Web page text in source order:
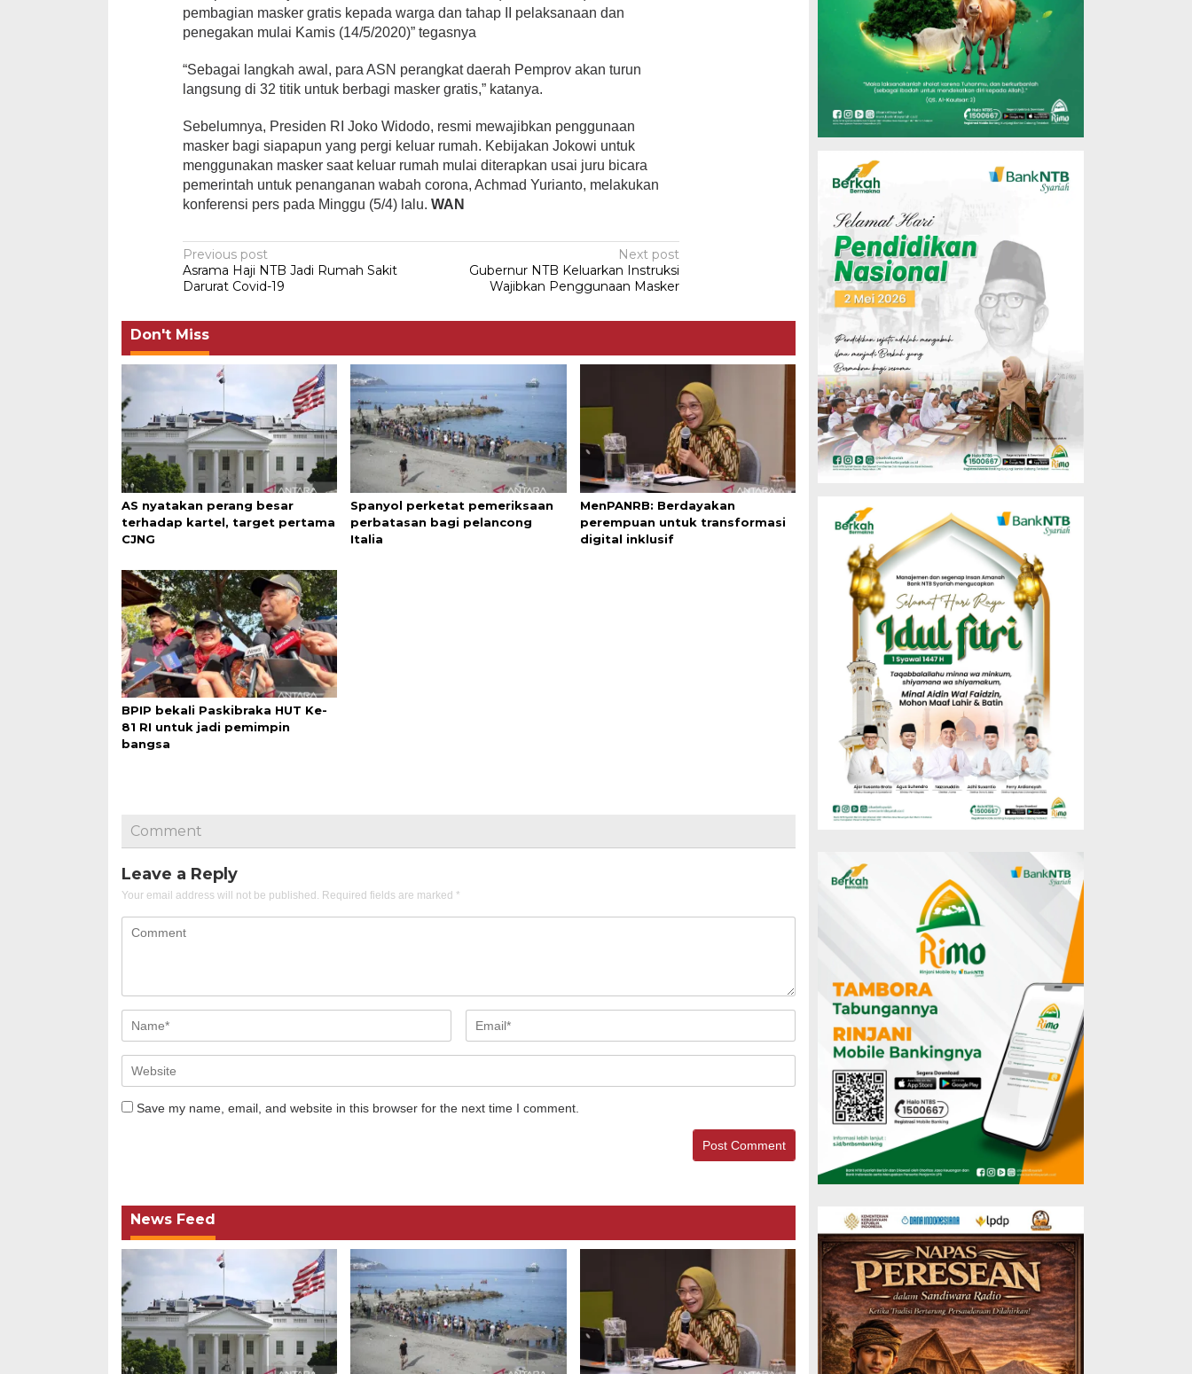
pembagian masker gratis kepada warga dan tahap II pelaksanaan dan
penegakan mulai Kamis (14/5/2020)” tegasnya
“Sebagai langkah awal, para ASN perangkat daerah Pemprov akan turun
langsung di 32 titik untuk berbagi masker gratis,” katanya.
Sebelumnya, Presiden RI Joko Widodo, resmi mewajibkan penggunaan
masker bagi siapapun yang pergi keluar rumah. Kebijakan Jokowi untuk
menggunakan masker saat keluar rumah mulai diterapkan usai juru bicara
pemerintah untuk penanganan wabah corona, Achmad Yurianto, melakukan
konferensi pers pada Minggu (5/4) lalu.WAN
Post
navigation
Previous post
Asrama Haji NTB Jadi Rumah Sakit
Darurat Covid-19
Next post
Gubernur NTB Keluarkan Instruksi
Wajibkan Penggunaan Masker
Don't Miss
AS nyatakan perang besar
terhadap kartel, target pertama
CJNG
Spanyol perketat pemeriksaan
perbatasan bagi pelancong
Italia
MenPANRB: Berdayakan
perempuan untuk transformasi
digital inklusif
BPIP bekali Paskibraka HUT Ke-
81 RI untuk jadi pemimpin
bangsa
Comment
Leave a Reply
Your email address will not be published. Required fields are marked *
Save my name, email, and website in this browser for the next time I comment.
News Feed